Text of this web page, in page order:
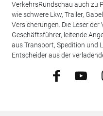
VerkehrsRundschau auch zu
wie schwere Lkw, Trailer,
Versicherungen. Die Leser
Geschäftsführer, leitende
aus Transport, Spedition und
Entscheider aus der